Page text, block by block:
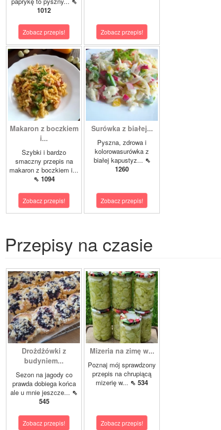
1012
Zobacz przepis! Zobacz przepis!
Makaron z boczkiem
i...
Szybki i bardzo
smaczny przepis na
makaron z boczkiem i...
⇖ 1094
Zobacz przepis!
Surówka z białej...
Pyszna, zdrowa i
kolorowasurówka z
białej kapustyz... ⇖
1260
Zobacz przepis!
Przepisy na czasie
Drożdżówki z
budyniem...
Sezon na jagody co
prawda dobiega końca
ale u mnie jeszcze... ⇖
545
Zobacz przepis!
Mizeria na zimę w...
Poznaj mój sprawdzony
przepis na chrupiącą
mizerię w... ⇖ 534
Zobacz przepis!